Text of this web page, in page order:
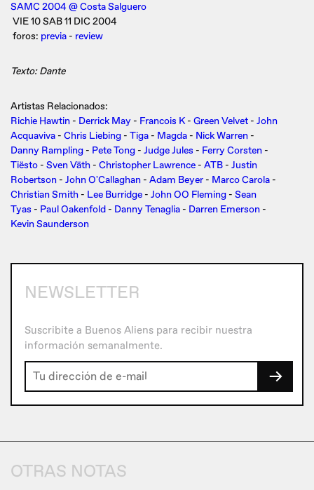
SAMC 2004 @ Costa Salguero
VIE 10 SAB 11 DIC 2004
foros: previa - review
Texto: Dante
Artistas Relacionados:
Richie Hawtin - Derrick May - Francois K- Green Velvet - John
Acquaviva - Chris Liebing - Tiga - Magda - Nick Warren -
Danny Rampling - Pete Tong - Judge Jules - Ferry Corsten -
Tiësto - Sven Väth - Christopher Lawrence - ATB - Justin
Robertson - John O'Callaghan - Adam Beyer - Marco Carola -
Christian Smith - Lee Burridge - John OO Fleming - Sean
Tyas - Paul Oakenfold - Danny Tenaglia - Darren Emerson -
Kevin Saunderson
NEWSLETTER
Suscribite a Buenos Aliens para recibir nuestra
información semanalmente.
→
OTRAS NOTAS